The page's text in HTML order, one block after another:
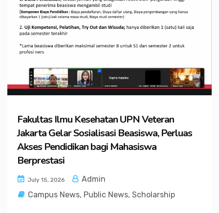
Fakultas Ilmu Kesehatan UPN Veteran
Jakarta Gelar Sosialisasi Beasiswa, Perluas
Akses Pendidikan bagi Mahasiswa
Berprestasi
July 15, 2026
Admin
Campus News, Public News, Scholarship